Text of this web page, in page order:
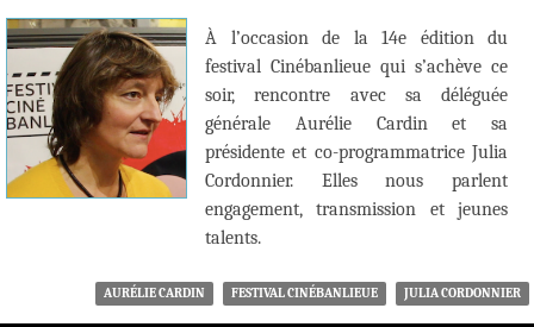
À l’occasion de la 14e édition du
festival Cinébanlieue qui s’achève ce
soir, rencontre avec sa déléguée
générale Aurélie Cardin et sa
présidente et co-programmatrice Julia
Cordonnier. Elles nous parlent
engagement, transmission et jeunes
talents.
AURÉLIE CARDIN FESTIVAL CINÉBANLIEUE JULIA CORDONNIER